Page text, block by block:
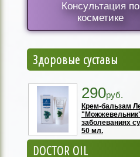
Консультация по
косметике
Здоровые суставы
290руб.
Крем-бальзам
заболеваниях
50 мл.
DOCTOR OIL